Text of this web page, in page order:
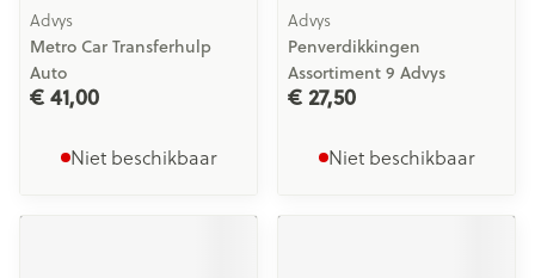
Advys
Metro Car Transferhulp
Auto
€ 41,00
Niet beschikbaar
Advys
Penverdikkingen
Assortiment 9 Advys
€ 27,50
Niet beschikbaar